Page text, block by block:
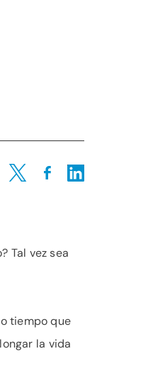
Share on Twitter
Share on Facebook
Share on LinkedIn
Tal vez sea
tiempo que
la vida